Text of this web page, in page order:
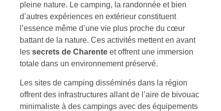
pleine nature. Le camping, la randonnée et bien
d’autres expériences en extérieur constituent
l’essence même d’une vie plus proche du cœur
battant de la nature. Ces activités mettent en avant
les secrets de Charente et offrent une immersion
totale dans un environnement préservé.
Les sites de camping disséminés dans la région
offrent des infrastructures allant de l’aire de bivouac
minimaliste à des campings avec des équipements